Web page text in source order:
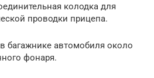
колодка для
проводки прицепа.
багажнике автомобиля около
фонаря.